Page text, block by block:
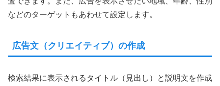
などのターゲットもあわせて設定します。
広告文（クリエイティブ）の作成
検索結果に表示されるタイトル（見出し）と説明文を作成